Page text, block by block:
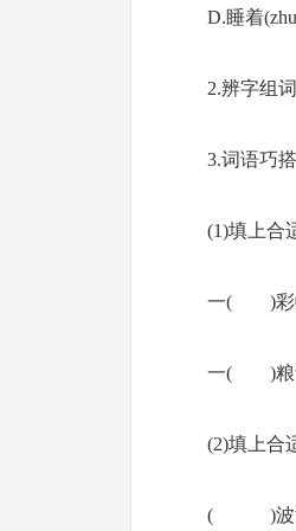
D.睡着
2.辨字组
3.词语巧
(1)填上合
一( )
一( )
(2)填上合
( )波